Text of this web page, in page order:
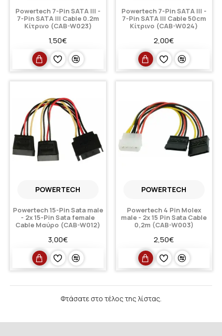
Powertech 7-Pin SATA III -
7-Pin SATA III Cable 0.2m
Κίτρινο (CAB-W023)
1,50€
Powertech 7-Pin SATA III -
7-Pin SATA III Cable 50cm
Κίτρινο (CAB-W024)
2,00€
POWERTECH
Powertech 15-Pin Sata male
- 2x 15-Pin Sata female
Cable Μαύρο (CAB-W012)
3,00€
POWERTECH
Powertech 4 Pin Molex
male - 2x 15 Pin Sata Cable
0,2m (CAB-W003)
2,50€
Φτάσατε στο τέλος της λίστας.